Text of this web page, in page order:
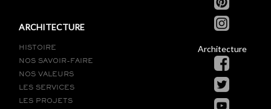
ARCHITECTURE
HISTOIRE
NOS SAVOIR-FAIRE
NOS VALEURS
LES SERVICES
LES PROJETS
Architecture